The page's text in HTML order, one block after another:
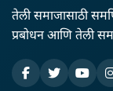
तेली समाजासाठी
प्रबोधन आणि तेली